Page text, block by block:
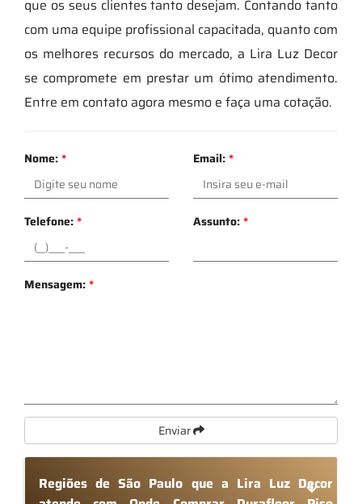
que os seus clientes tanto desejam. Contando tanto
com uma equipe profissional capacitada, quanto com
os melhores recursos do mercado, a Lira Luz Decor
se compromete em prestar um ótimo atendimento.
Entre em contato agora mesmo e faça uma cotação.
Nome:* Email:*
Telefone:* Assunto:*
Mensagem:*
Enviar
Regiões de São Paulo que a Lira Luz Decor